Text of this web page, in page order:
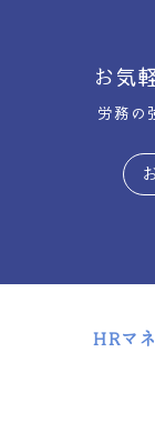
お気
労務の
HRマ